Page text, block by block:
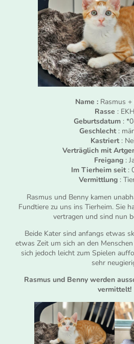
Name : Rasmus
Rasse : EKH
Geburtsdatum:
Geschlecht:
Kastriert:
Verträglich mit
Freigang :
Im Tierheim seit:
Vermittlung :
Rasmus und Benny kamen
Fundtiere zu uns ins Tierheim. Sie
vertragen und sind nun
Beide Kater sind anfangs etwas
etwas Zeit um sich an den
sich jedoch leicht zum Spielen
sehr
Rasmus und Benny werden
vermittelt!